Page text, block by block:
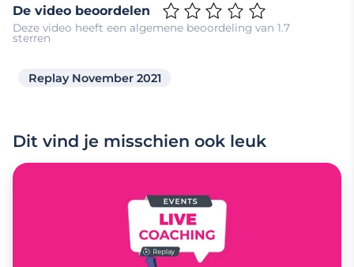
De video beoordelen
Deze video heeft een algemene beoordeling van 1.7
sterren
Replay November 2021
Dit vind je misschien ook leuk